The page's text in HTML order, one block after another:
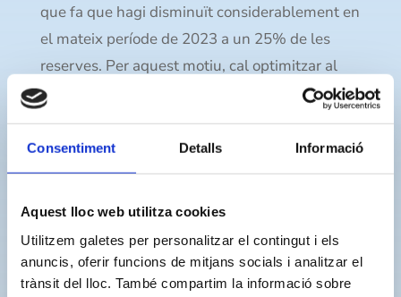
Consentiment Detalls Informació
Aquest lloc web utilitza cookies
Utilitzem galetes per personalitzar el contingut i els
anuncis, oferir funcions de mitjans socials i analitzar el
trànsit del lloc. També compartim la informació sobre
que fa que hagi disminuït considerablement en
el mateix període de 2023 a un 25% de les
reserves. Per aquest motiu, cal optimitzar al
màxim el recurs que tenim disponible, perquè
l’aigua que estalviem avui és la que tindrem
per demà.
“Se’ns esgota
l’aigua” té per